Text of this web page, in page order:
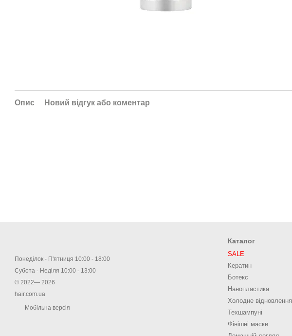
Опис Новий відгук або коментар
Понеділок - П'ятниця 10:00 - 18:00
Субота - Неділя 10:00 - 13:00
© 2022— 2026
hair.com.ua
Мобільна версія
Каталог
SALE
Кератин
Ботекс
Нанопластика
Холодне відновлення
Техшампуні
Фінішні маски